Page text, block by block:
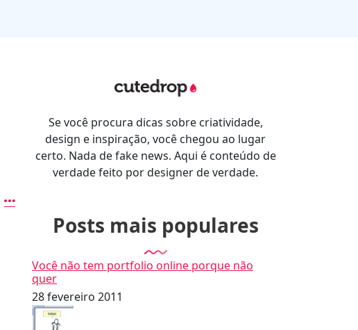
Se você procura dicas sobre criatividade,
design e inspiração, você chegou ao lugar
certo. Nada de fake news. Aqui é conteúdo de
verdade feito por designer de verdade.
Posts mais populares
Você não tem portfolio online porque não
quer
28 fevereiro 2011